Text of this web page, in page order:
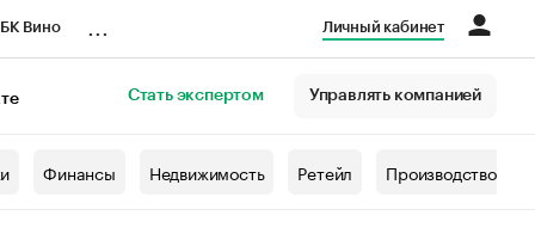
Вино Личный кабинет
Стать экспертом Управлять компанией
Финансы Недвижимость Ретейл Производство